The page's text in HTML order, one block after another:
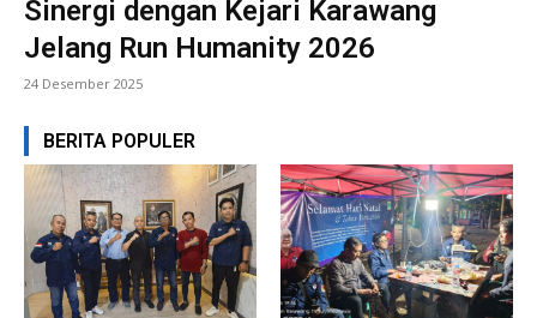
Sinergi dengan Kejari Karawang
Jelang Run Humanity 2026
24 Desember 2025
BERITA POPULER